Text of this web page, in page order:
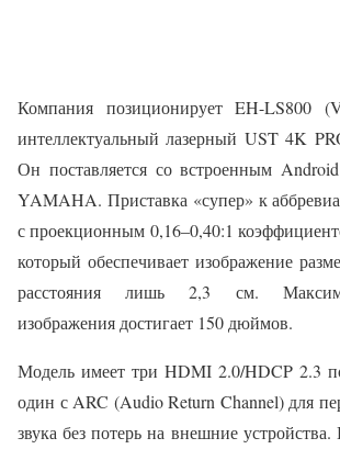
Компания позиционирует EH-LS800
интеллектуальный лазерный UST 4K
Он поставляется со встроенным
YAMAHA. Приставка «супер» к
с проекционным 0,16–0,40:1
который обеспечивает изображение
расстояния лишь 2,3 см.
изображения достигает 150 дюймов.
Модель имеет три HDMI 2.0/HDCP 2.3
один с ARC (Audio Return Channel) для
звука без потерь на внешние